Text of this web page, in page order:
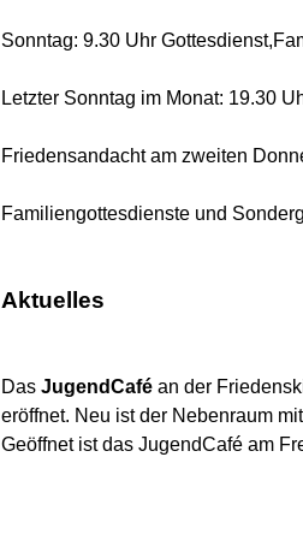
Sonntag: 9.30 Uhr
Letzter Sonntag im Monat: 19.30
Friedensandacht am zweiten
Familiengottesdienste und
Aktuelles
Das JugendCafé an der
eröffnet. Neu ist der Nebenraum
Geöffnet ist das JugendCafé am